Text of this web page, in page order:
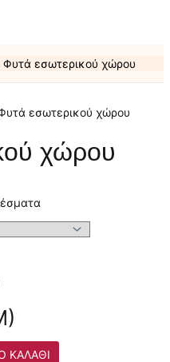
Φυτά εσωτερικού χώρου
εσωτερικού χώρου
χώρου
ΚΑΛΆΘΙ